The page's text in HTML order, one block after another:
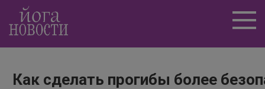
Перейти
контенту
Как сделать прогибы более